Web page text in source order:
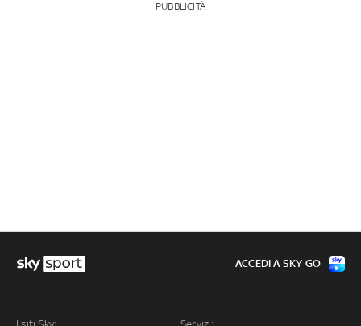
PUBBLICITÀ
ACCEDI A SKY GO